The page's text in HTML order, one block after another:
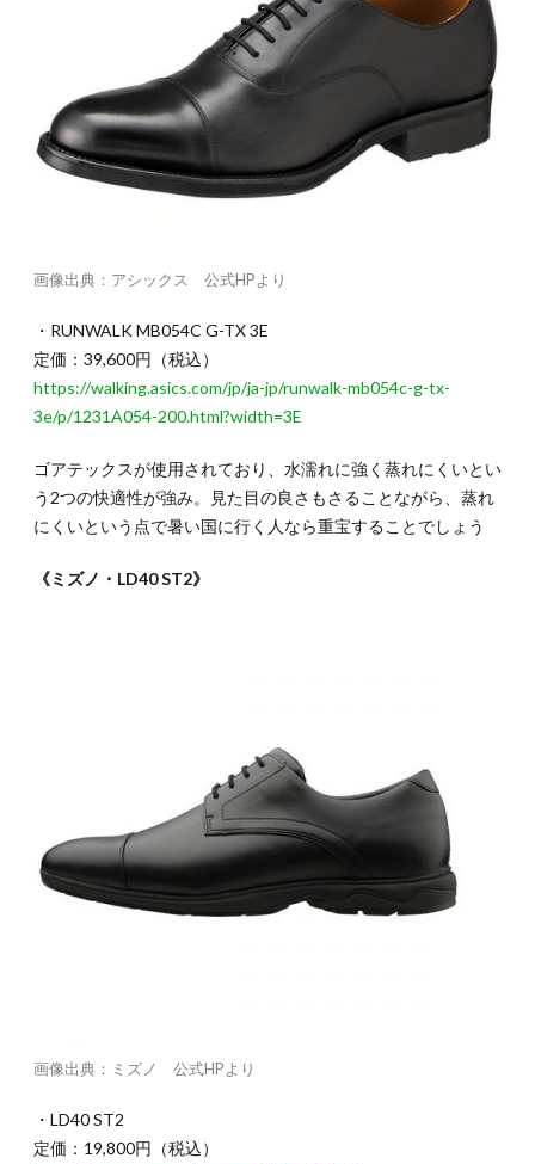
画像出典：アシックス 公式HPより
・RUNWALK MB054C G-TX 3E
定価：39,600円（税込）
https://walking.asics.com/jp/ja-jp/runwalk-mb054c-g-tx-
3e/p/1231A054-200.html?width=3E
ゴアテックスが使用されており、水濡れに強く蒸れにくいとい
う2つの快適性が強み。見た目の良さもさることながら、蒸れ
にくいという点で暑い国に行く人なら重宝することでしょう
《ミズノ・LD40 ST2》
画像出典：ミズノ 公式HPより
・LD40 ST2
定価：19,800円（税込）